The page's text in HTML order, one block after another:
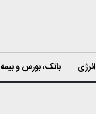
انرژی بانک، بورس و بیمه